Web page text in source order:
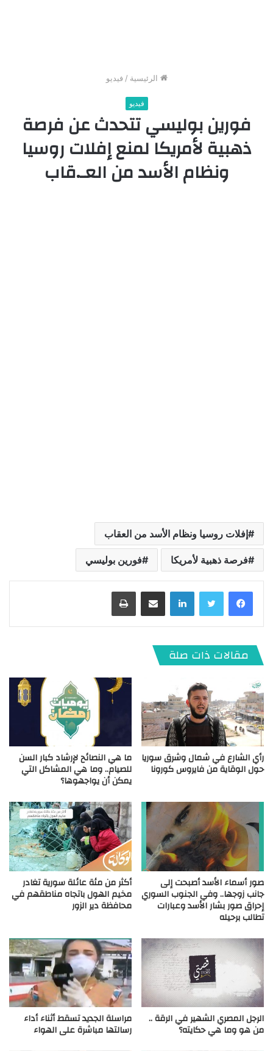
الرئيسية / فيديو
فيديو
فورين بوليسي تتحدث عن فرصة
ذهبية لأمريكا لمنع إفلات روسيا
ونظام الأسد من العـ.قاب
إفلات روسيا ونظام الأسد من العقاب
فرصة ذهبية لأمريكا فورين بوليسي
لينكدإن
مقالات ذات صلة
رأي الشارع في شمال وشرق سوريا
حول الوقاية من فايروس كورونا
ما هي النصائح لإرشاد كبار السن
للصيام.. وما هي المشاكل التي
يمكن أن يواجهوها؟
صور أسماء الأسد أصبحت إلى
جانب زوجها.. وفي الجنوب السوري
إحراق صور بشار الأسد وعبارات
تطالب برحيله
أكثر من مئة عائلة سورية تغادر
مخيم الهول باتجاه مناطقهم في
محافظة دير الزور
الرجل المصري الشهير في الرقة ..
من هو وما هي حكايته؟
مراسلة الجديد تسقط أثناء أداء
رسالتها مباشرة على الهواء